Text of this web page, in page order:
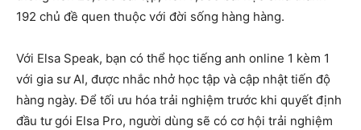
192 chủ đề quen thuộc với đời sống hàng hàng.
Với Elsa Speak, bạn có thể học tiếng anh online 1 kèm 1
với gia sư AI, được nhắc nhở học tập và cập nhật tiến độ
hàng ngày. Để tối ưu hóa trải nghiệm trước khi quyết định
đầu tư gói Elsa Pro, người dùng sẽ có cơ hội trải nghiệm